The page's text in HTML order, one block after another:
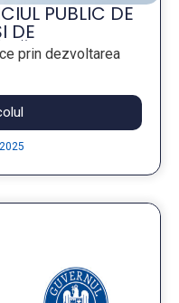
PUBLIC DE
DE
ȘI
prin dezvoltarea